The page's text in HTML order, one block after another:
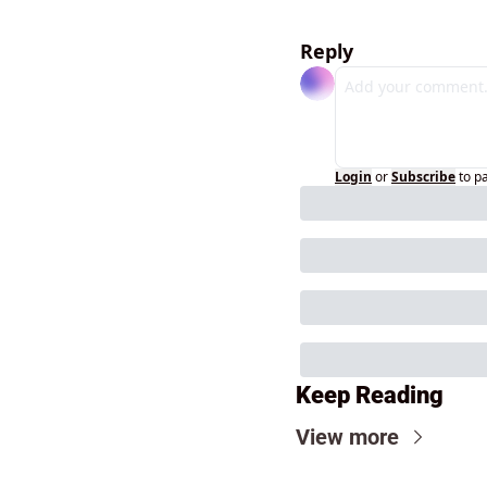
Reply
Login orSubscribeto
Keep Reading
View more